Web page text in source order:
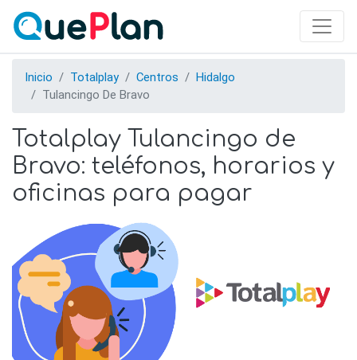
Inicio Totalplay Centros
Hidalgo
Tulancingo De Bravo
Totalplay Tulancingo de
Bravo: teléfonos, horarios y
oficinas para pagar